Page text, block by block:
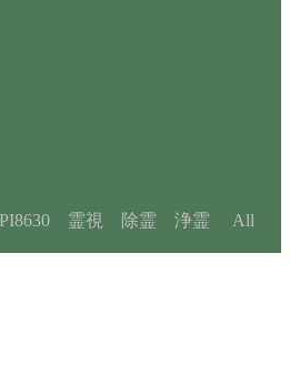
SPI8630 霊視 除霊 浄霊 All